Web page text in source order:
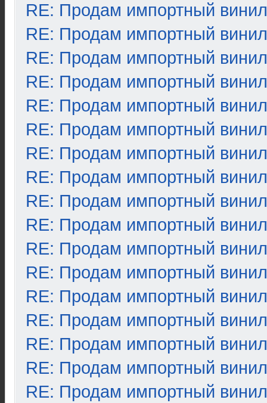
RE: Продам импортный винил
RE: Продам импортный винил
RE: Продам импортный винил
RE: Продам импортный винил
RE: Продам импортный винил
RE: Продам импортный винил
RE: Продам импортный винил
RE: Продам импортный винил
RE: Продам импортный винил
RE: Продам импортный винил
RE: Продам импортный винил
RE: Продам импортный винил
RE: Продам импортный винил
RE: Продам импортный винил
RE: Продам импортный винил
RE: Продам импортный винил
RE: Продам импортный винил